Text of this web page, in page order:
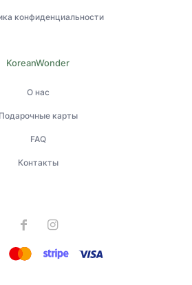
конфиденциальности
KoreanWonder
О нас
Подарочные карты
FAQ
Контакты